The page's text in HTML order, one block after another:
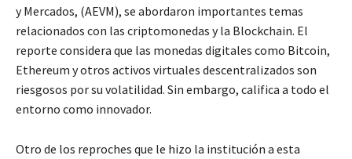
y Mercados, (AEVM), se abordaron importantes temas
relacionados con las criptomonedas y la Blockchain. El
reporte considera que las monedas digitales como Bitcoin,
Ethereum y otros activos virtuales descentralizados son
riesgosos por su volatilidad. Sin embargo, califica a todo el
entorno como innovador.
Otro de los reproches que le hizo la institución a esta